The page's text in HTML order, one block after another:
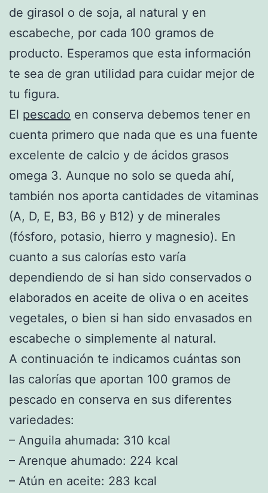
de girasol o de soja, al natural y en
escabeche, por cada 100 gramos de
producto. Esperamos que esta información
te sea de gran utilidad para cuidar mejor de
tu figura.
El pescado en conserva debemos tener en
cuenta primero que nada que es una fuente
excelente de calcio y de ácidos grasos
omega 3. Aunque no solo se queda ahí,
también nos aporta cantidades de vitaminas
(A, D, E, B3, B6 y B12) y de minerales
(fósforo, potasio, hierro y magnesio). En
cuanto a sus calorías esto varía
dependiendo de si han sido conservados o
elaborados en aceite de oliva o en aceites
vegetales, o bien si han sido envasados en
escabeche o simplemente al natural.
A continuación te indicamos cuántas son
las calorías que aportan 100 gramos de
pescado en conserva en sus diferentes
variedades:
– Anguila ahumada: 310 kcal
– Arenque ahumado: 224 kcal
– Atún en aceite: 283 kcal